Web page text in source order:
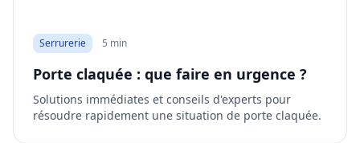
Serrurerie 5 min
Porte claquée : que faire en urgence ?
Solutions immédiates et conseils d'experts pour
résoudre rapidement une situation de porte claquée.